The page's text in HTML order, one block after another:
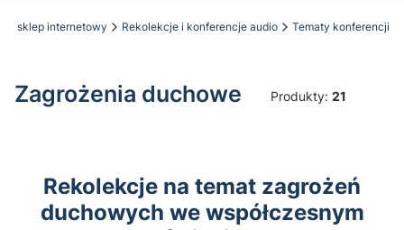
sklep internetowy Rekolekcje i konferencje audio Tematy konferencji
Zagrożenia duchowe Produkty: 21
Rekolekcje na temat zagrożeń
duchowych we współczesnym